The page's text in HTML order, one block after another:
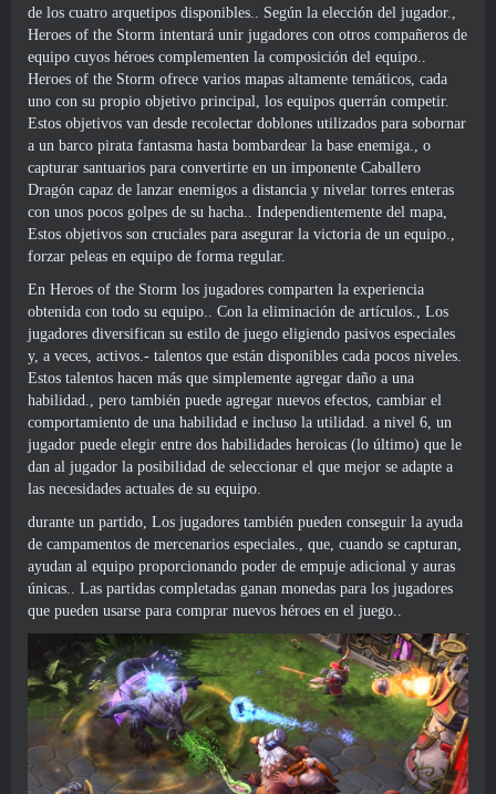
de los cuatro arquetipos disponibles.. Según la elección del jugador.,
Heroes of the Storm intentará unir jugadores con otros compañeros de
equipo cuyos héroes complementen la composición del equipo..
Heroes of the Storm ofrece varios mapas altamente temáticos, cada
uno con su propio objetivo principal, los equipos querrán competir.
Estos objetivos van desde recolectar doblones utilizados para sobornar
a un barco pirata fantasma hasta bombardear la base enemiga., o
capturar santuarios para convertirte en un imponente Caballero
Dragón capaz de lanzar enemigos a distancia y nivelar torres enteras
con unos pocos golpes de su hacha.. Independientemente del mapa,
Estos objetivos son cruciales para asegurar la victoria de un equipo.,
forzar peleas en equipo de forma regular.
En Heroes of the Storm los jugadores comparten la experiencia
obtenida con todo su equipo.. Con la eliminación de artículos., Los
jugadores diversifican su estilo de juego eligiendo pasivos especiales
y, a veces, activos.- talentos que están disponibles cada pocos niveles.
Estos talentos hacen más que simplemente agregar daño a una
habilidad., pero también puede agregar nuevos efectos, cambiar el
comportamiento de una habilidad e incluso la utilidad. a nivel 6, un
jugador puede elegir entre dos habilidades heroicas (lo último) que le
dan al jugador la posibilidad de seleccionar el que mejor se adapte a
las necesidades actuales de su equipo.
durante un partido, Los jugadores también pueden conseguir la ayuda
de campamentos de mercenarios especiales., que, cuando se capturan,
ayudan al equipo proporcionando poder de empuje adicional y auras
únicas.. Las partidas completadas ganan monedas para los jugadores
que pueden usarse para comprar nuevos héroes en el juego..